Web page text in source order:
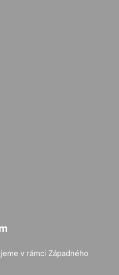
v rámci Západného